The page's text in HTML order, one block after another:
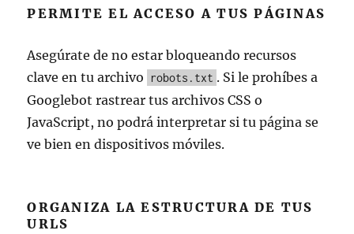
PERMITE EL ACCESO A TUS PÁGINAS
Asegúrate de no estar bloqueando recursos
clave en tu archivo
robots.txt . Si le prohíbes a
Googlebot rastrear tus archivos CSS o
JavaScript, no podrá interpretar si tu página se
ve bien en dispositivos móviles.
ORGANIZA LA ESTRUCTURA DE TUS
URLS